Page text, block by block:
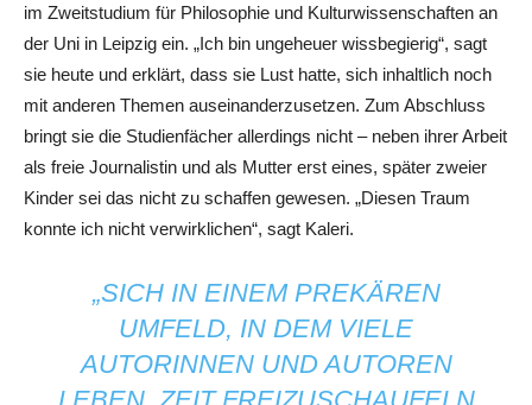
im Zweitstudium für Philosophie und Kulturwissenschaften an
der Uni in Leipzig ein. „Ich bin ungeheuer wissbegierig“, sagt
sie heute und erklärt, dass sie Lust hatte, sich inhaltlich noch
mit anderen Themen auseinanderzusetzen. Zum Abschluss
bringt sie die Studienfächer allerdings nicht – neben ihrer Arbeit
als freie Journalistin und als Mutter erst eines, später zweier
Kinder sei das nicht zu schaffen gewesen. „Diesen Traum
konnte ich nicht verwirklichen“, sagt Kaleri.
„SICH IN EINEM PREKÄREN
UMFELD, IN DEM VIELE
AUTORINNEN UND AUTOREN